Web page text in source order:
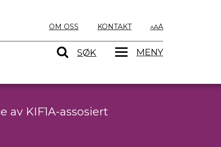
OM OSS KONTAKT A
SØK MENY
av KIF1A-assosiert